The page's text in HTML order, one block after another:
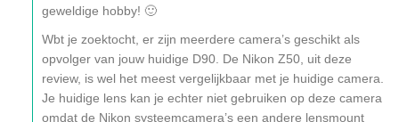
geweldige hobby! 🙂
Wbt je zoektocht, er zijn meerdere camera’s geschikt als
opvolger van jouw huidige D90. De Nikon Z50, uit deze
review, is wel het meest vergelijkbaar met je huidige camera.
Je huidige lens kan je echter niet gebruiken op deze camera
omdat de Nikon systeemcamera’s een andere lensmount